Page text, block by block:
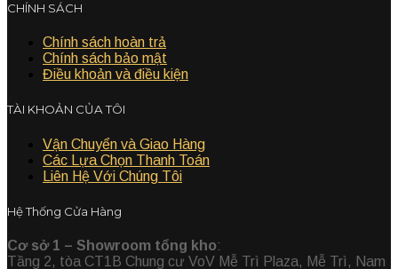
CHÍNH SÁCH
Chính sách hoàn trả
Chính sách bảo mật
Điều khoản và điều kiện
TÀI KHOẢN CỦA TÔI
Vận Chuyển và Giao Hàng
Các Lựa Chọn Thanh Toán
Liên Hệ Với Chúng Tôi
Hệ Thống Cửa Hàng
Cơ sở 1 – Showroom tổng kho:
Tầng 2, tòa CT1B Chung cư VoV Mễ Trì Plaza, Mễ Trì, Nam